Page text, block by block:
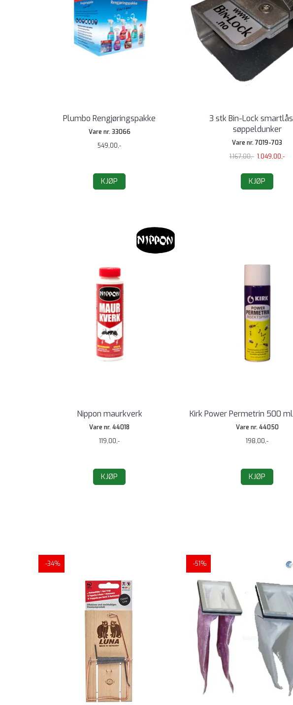
Plumbo Rengjøringspakke
Vare nr. 33066
549,00,-
KJØP
3 stk Bin-Lock
søppeldunker
Vare nr. 7019-703
1.167,00,- 1.049,00,-
KJØP
Nippon maurkverk
Vare nr. 44018
119,00,-
KJØP
Kirk Power Permetrin 500
Vare nr. 44050
198,00,-
KJØP
-34% -51%